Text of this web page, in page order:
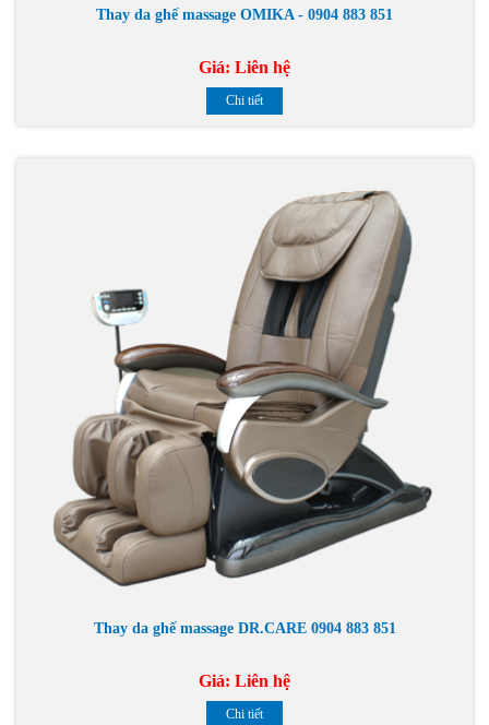
Thay da ghế massage OMIKA - 0904 883 851
Giá: Liên hệ
Chi tiết
Thay da ghế massage DR.CARE 0904 883 851
Giá: Liên hệ
Chi tiết